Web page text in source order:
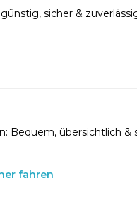
sicher &
Bequem, übersichtlich
fahren